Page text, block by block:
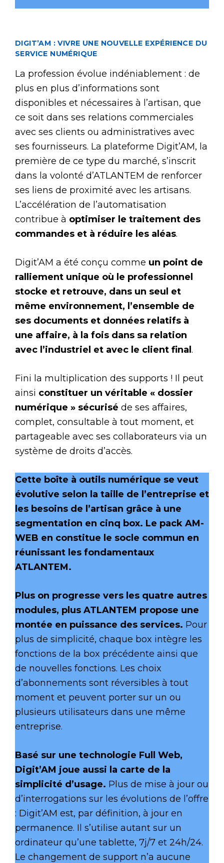
DIGIT’AM :VIVRE UNE NOUVELLE EXPÉRIENCE DU
SERVICE NUMÉRIQUE
La profession évolue indéniablement : de
plus en plus d’informations sont
disponibles et nécessaires à l’artisan, que
ce soit dans ses relations commerciales
avec ses clients ou administratives avec
ses fournisseurs. La plateforme Digit’AM, la
première de ce type du marché, s’inscrit
dans la volonté d’ATLANTEM de renforcer
ses liens de proximité avec les artisans.
L’accélération de l’automatisation
contribue à optimiser le traitement des
commandes et à réduire les aléas.
Digit’AM a été conçu comme un point de
ralliement unique où le professionnel
stocke et retrouve, dans un seul et
même environnement, l’ensemble de
ses documents et données relatifs à
une affaire, à la fois dans sa relation
avec l’industriel et avec le client final .
Fini la multiplication des supports ! Il peut
ainsi constituer un véritable « dossier
numérique » sécurisé de ses affaires,
complet, consultable à tout moment, et
partageable avec ses collaborateurs via un
système de droits d’accès.
Cette boîte à outils numérique se veut
évolutive selon la taille de l’entreprise et
les besoins de l’artisan grâce à une
segmentation en cinq box. Le pack AM-
WEB en constitue le socle commun en
réunissant les fondamentaux
ATLANTEM.
Plus on progresse vers les quatre autres
modules, plus ATLANTEM propose une
montée en puissance des services. Pour
plus de simplicité, chaque box intègre les
fonctions de la box précédente ainsi que
de nouvelles fonctions. Les choix
d’abonnements sont réversibles à tout
moment et peuvent porter sur un ou
plusieurs utilisateurs dans une même
entreprise.
Basé sur une technologie Full Web,
Digit’AM joue aussi la carte de la
simplicité d’usage. Plus de mise à jour ou
d’interrogations sur les évolutions de l’offre
: Digit’AM est, par définition, à jour en
permanence. Il s’utilise autant sur un
ordinateur qu’une tablette, 7j/7 et 24h/24.
Le changement de support n’a aucune